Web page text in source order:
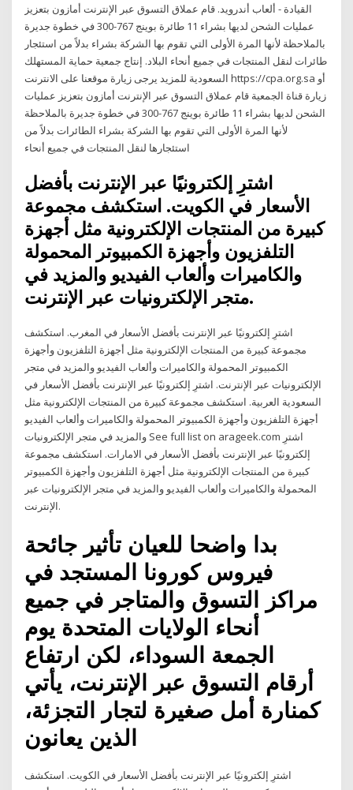
القيادة - ألعاب أندرويد. قام عملاق التسوق عبر الإنترنت أمازون بتعزيز
عمليات الشحن لديها بشراء 11 طائرة بوينج 767-300 في خطوة جديرة
بالملاحظة لأنها المرة الأولى التي تقوم بها الشركة بشراء بدلاً من استئجار
طائرات لنقل المنتجات في جميع أنحاء البلاد. إنتاج جمعية حماية المستهلك
السعودية للمزيد يرجى زيارة موقعنا على الانترنت https://cpa.org.sa أو
زيارة قناة الجمعية قام عملاق التسوق عبر الإنترنت أمازون بتعزيز عمليات
الشحن لديها بشراء 11 طائرة بوينج 767-300 في خطوة جديرة بالملاحظة
لأنها المرة الأولى التي تقوم بها الشركة بشراء الطائرات بدلاً من
استئجارها لنقل المنتجات في جميع أنحاء
اشترِ إلكترونيًا عبر الإنترنت بأفضل
الأسعار في الكويت. استكشف مجموعة
كبيرة من المنتجات الإلكترونية مثل أجهزة
التلفزيون وأجهزة الكمبيوتر المحمولة
والكاميرات وألعاب الفيديو والمزيد في
متجر الإلكترونيات عبر الإنترنت.
اشترِ إلكترونيًا عبر الإنترنت بأفضل الأسعار في المغرب. استكشف
مجموعة كبيرة من المنتجات الإلكترونية مثل أجهزة التلفزيون وأجهزة
الكمبيوتر المحمولة والكاميرات وألعاب الفيديو والمزيد في متجر
الإلكترونيات عبر الإنترنت. اشترِ إلكترونيًا عبر الإنترنت بأفضل الأسعار في
السعودية العربية. استكشف مجموعة كبيرة من المنتجات الإلكترونية مثل
أجهزة التلفزيون وأجهزة الكمبيوتر المحمولة والكاميرات وألعاب الفيديو
والمزيد في متجر الإلكترونيات See full list on arageek.com اشترِ
إلكترونيًا عبر الإنترنت بأفضل الأسعار في الامارات. استكشف مجموعة
كبيرة من المنتجات الإلكترونية مثل أجهزة التلفزيون وأجهزة الكمبيوتر
المحمولة والكاميرات وألعاب الفيديو والمزيد في متجر الإلكترونيات عبر
الإنترنت.
بدا واضحا للعيان تأثير جائحة
فيروس كورونا المستجد في
مراكز التسوق والمتاجر في جميع
أنحاء الولايات المتحدة يوم
الجمعة السوداء، لكن ارتفاع
أرقام التسوق عبر الإنترنت، يأتي
كمنارة أمل صغيرة لتجار التجزئة،
الذين يعانون
اشترِ إلكترونيًا عبر الإنترنت بأفضل الأسعار في الكويت. استكشف